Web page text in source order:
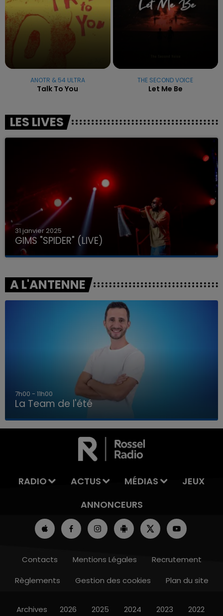
LA TEAM DE L'ÉTÉ
ANOTR & 54 ULTRA
Talk To You
THE SECOND VOICE
Let Me Be
LES LIVES
31 janvier 2025
GIMS "SPIDER" (LIVE)
A L'ANTENNE
7h00 - 11h00
La Team de l'été
RADIO ACTUS MÉDIAS
JEUX
ANNONCEURS
Contacts Mentions Légales
Recrutement
Règlements
Gestion des cookies Plan du site
Archives 2026 2025 2024 2023 2022